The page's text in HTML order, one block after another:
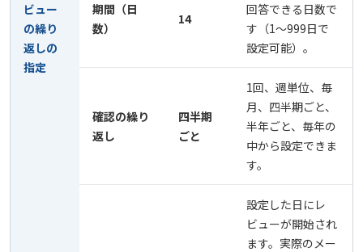
ビュー
の繰り
返しの
指定
期間（日
数）
14
回答できる日数で
す（1～999日で
設定可能）。
確認の繰り
返し
四半期
ごと
1回、週単位、毎
月、四半期ごと、
半年ごと、毎年の
中から設定できま
す。
設定した日にレ
ビューが開始され
ます。実際のメー